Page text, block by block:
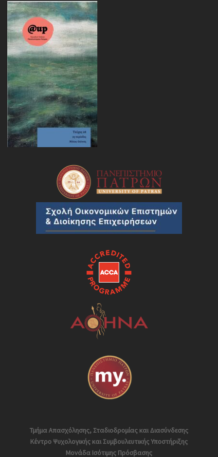
Τμήμα Απασχόλησης, Σταδιοδρομίας και Διασύνδεσης
Κέντρο Ψυχολογικής και Συμβουλευτικής Υποστήριξης
Μονάδα Ισότιμης Πρόσβασης